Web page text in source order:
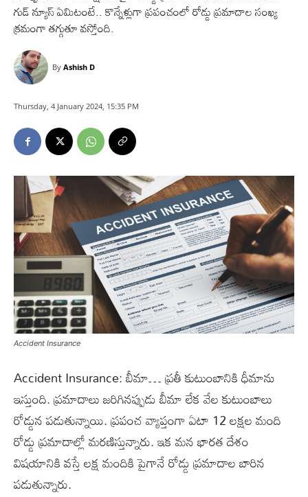
గుడ్‌ న్యూస్‌ ఏమిటంటే.. కొన్నేళ్లుగా ప్రపంచంలో రోడ్డు ప్రమాదాల సంఖ్య
క్రమంగా తగ్గుతూ వస్తోంది.
By Ashish D
Thursday, 4 January 2024, 15:35 PM
Accident Insurance
Accident Insurance: బీమా… ప్రతీ కుటుంబానికి ధీమాను
ఇస్తుంది. ప్రమాదాలు జరిగినప్పుడు బీమా లేక వేల కుటుంబాలు
రోడ్డున పడుతున్నాయి. ప్రపంచ వ్యాప్తంగా ఏటా 12 లక్షల మంది
రోడ్డు ప్రమాదాల్లో మరణిస్తున్నారు. ఇక మన భారత దేశం
విషయానికి వస్తే లక్ష మందికి పైగానే రోడ్డు ప్రమాదాల బారిన
పడుతున్నారు.